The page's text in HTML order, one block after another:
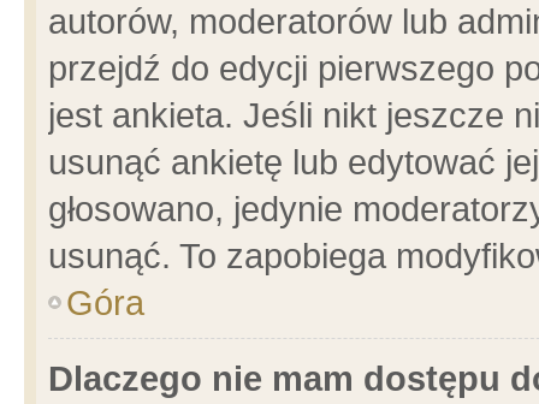
autorów, moderatorów lub
przejdź do edycji pierwszego
jest ankieta. Jeśli nikt jeszcze
usunąć ankietę lub edytować
głosowano, jedynie
usunąć. To zapobiega
Góra
Dlaczego nie mam dostępu